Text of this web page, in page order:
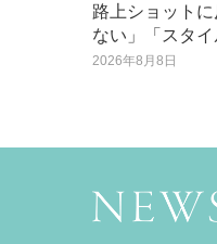
路上ショット
ない」「スタ
2026年8月8日